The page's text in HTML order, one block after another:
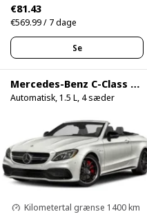
€81.43
€569.99 / 7 dage
Se
Mercedes-Benz C-Class C200 Cabrio
Automatisk, 1.5 L, 4 sæder
Kilometertal grænse 1400 km